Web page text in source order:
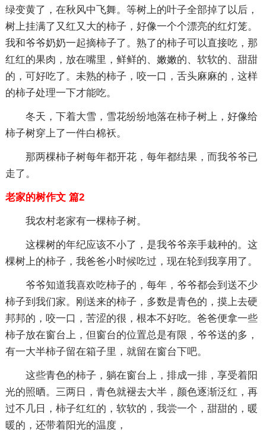
绿变黄了，在秋风中飞舞。等树上的叶子全部掉了以后，
树上挂满了又红又大的柿子，好像一个个漂亮的红灯笼。
我和爷爷奶奶一起摘柿子了。熟了的柿子可以直接吃，那
红红的果肉，放在嘴里，鲜鲜的、嫩嫩的、软软的、甜甜
的，可好吃了。未熟的柿子，咬一口，舌头麻麻的，这样
的柿子处理一下才能吃。
冬天，下着大雪，雪花纷纷地落在柿子树上，好像给
柿子树穿上了一件白棉袄。
那两棵柿子树每年都开花，每年都结果，而我爷爷已
走了。
老家的树作文 篇2
我农村老家有一棵柿子树。
这棵树的年纪应该不小了，是我爷爷亲手栽种的。这
棵树上的柿子，我爸爸小时候吃过，现在轮到我享用了。
爷爷知道我喜欢吃柿子的，每年，爷爷都会到送不少
柿子到我们家。刚送来的柿子，多数是青色的，摸上去硬
邦邦的，咬一口，苦涩的很，根本不好吃。爸爸便拿一些
柿子放在窗台上，但窗台的位置总是有限，爷爷送的多，
有一大半柿子留在箱子里，就留在窗台下吧。
这些青色的柿子，躺在窗台上，排成一排，享受着阳
光的照晒。三两日，青色就褪去大半，颜色逐渐泛红，再
过不几日，柿子红红的，软软的，我尝一个，甜甜的，暖
暖的，还带着阳光的温度，